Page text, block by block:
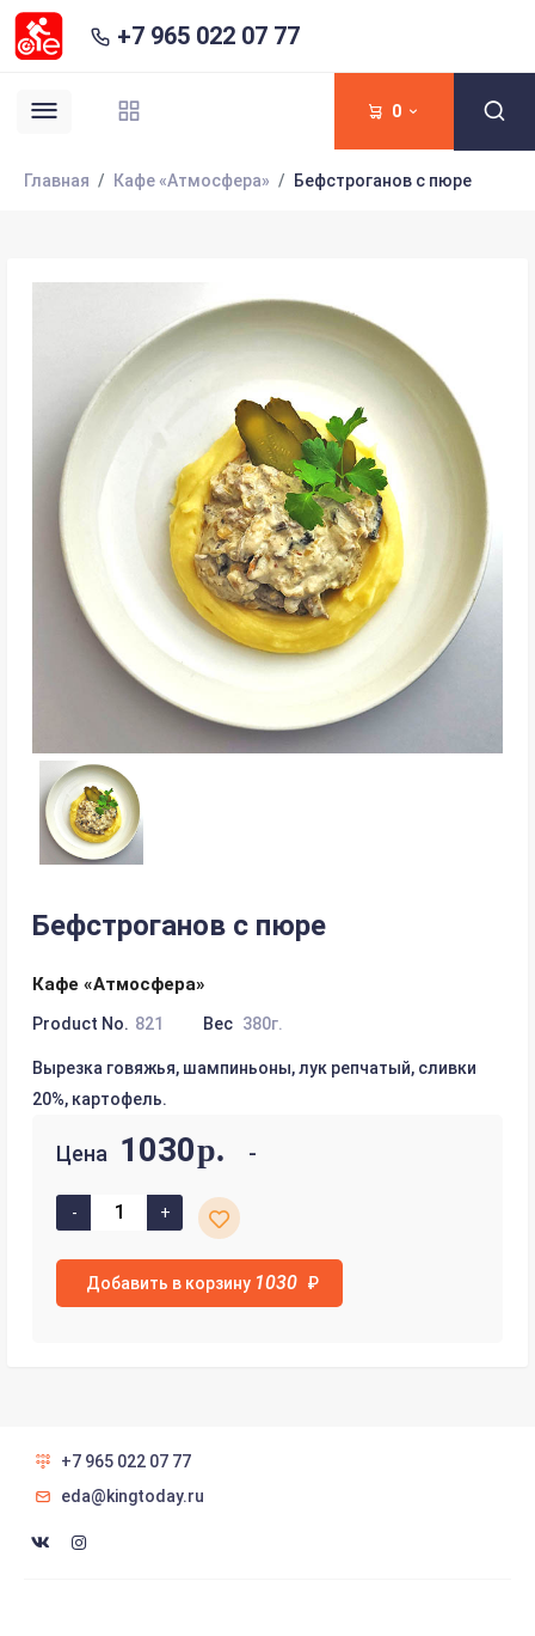
+7 965 022 07 77
0
Главная Кафе «Атмосфера» Бефстроганов с пюре
Бефстроганов с пюре
Кафе «Атмосфера»
Product No. 821 Вес 380г.
Вырезка говяжья, шампиньоны, лук репчатый, сливки
20%, картофель.
Цена 1030р.
Добавить в корзину 1030 ₽
+7 965 022 07 77
eda@kingtoday.ru